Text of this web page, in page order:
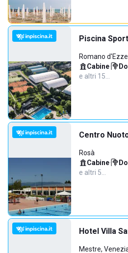
Piscina
Romano
Cabine·
e altri 15…
Centro
Rosà
Cabine·
e altri 5…
Hotel Villa
Mestre,